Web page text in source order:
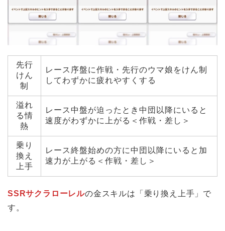
先行
けん
制
レース序盤に作戦・先行のウマ娘をけん制
してわずかに疲れやすくする
溢れ
る情
熱
レース中盤が迫ったとき中団以降にいると
速度がわずかに上がる＜作戦・差し＞
乗り
換え
上手
レース終盤始めの方に中団以降にいると加
速力が上がる＜作戦・差し＞
SSRサクラローレルの金スキルは「乗り換え上手」で
す。